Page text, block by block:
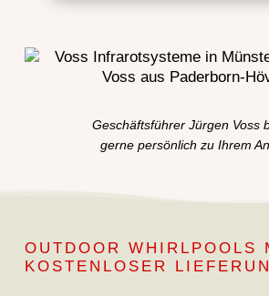
Geschäftsführer Jürgen Voss
gerne persönlich zu Ihrem
OUTDOOR WHIRLPOOLS
KOSTENLOSER